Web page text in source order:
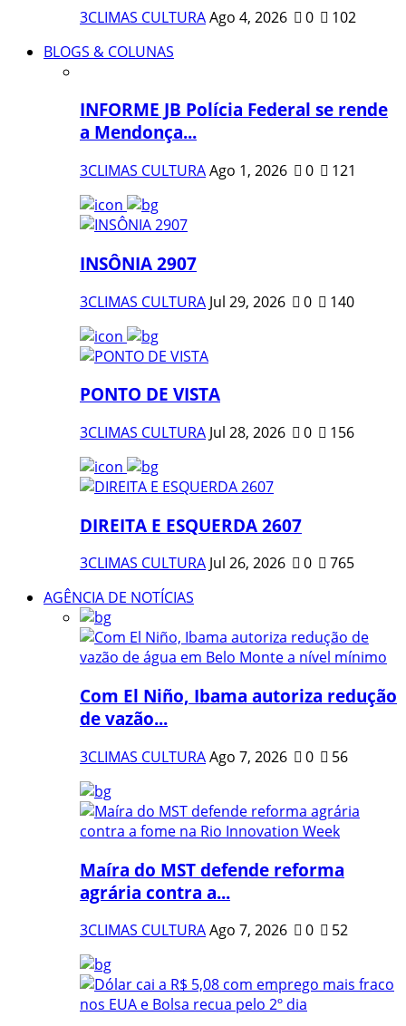
3CLIMAS CULTURAAgo 4, 2026 0
102
BLOGS & COLUNAS
INFORME JB Polícia Federal se rende
a Mendonça...
3CLIMAS CULTURAAgo 1, 2026 0 121
INSÔNIA 2907
3CLIMAS CULTURA Jul 29, 2026 0 140
PONTO DE VISTA
3CLIMAS CULTURA Jul 28, 2026 0 156
DIREITA E ESQUERDA 2607
3CLIMAS CULTURA Jul 26, 2026 0
765
AGÊNCIA DE NOTÍCIAS
Com El Niño, Ibama autoriza redução
de vazão...
3CLIMAS CULTURAAgo 7, 2026 0 56
Maíra do MST defende reforma
agrária contra a...
3CLIMAS CULTURAAgo 7, 2026 0 52